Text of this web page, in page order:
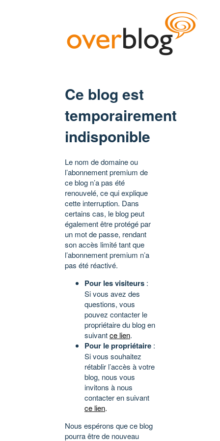
Ce blog est
temporairement
indisponible
Le nom de domaine ou
l’abonnement premium de
ce blog n’a pas été
renouvelé, ce qui explique
cette interruption. Dans
certains cas, le blog peut
également être protégé par
un mot de passe, rendant
son accès limité tant que
l’abonnement premium n’a
pas été réactivé.
Pour les visiteurs :
Si vous avez des
questions, vous
pouvez contacter le
propriétaire du blog en
suivantce lien.
Pour le propriétaire :
Si vous souhaitez
rétablir l’accès à votre
blog, nous vous
invitons à nous
contacter en suivant
ce lien.
Nous espérons que ce blog
pourra être de nouveau